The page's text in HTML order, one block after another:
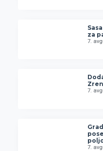
za
7.
7.
7.